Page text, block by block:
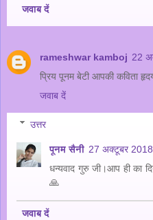
जवाब दें
rameshwar kamboj 22
प्रिय पूनम बेटी आपकी कविता
जवाब दें
उत्तर
पूनम सैनी 27 अक्टूबर
धन्यवाद गुरु जी।आप ही का
🙏
जवाब दें